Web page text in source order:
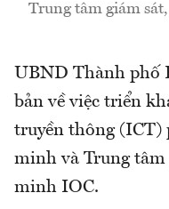
Trung tâm giám
UBND Thành phố
bản về việc triển
truyền thông
minh và Trung
minh IOC.